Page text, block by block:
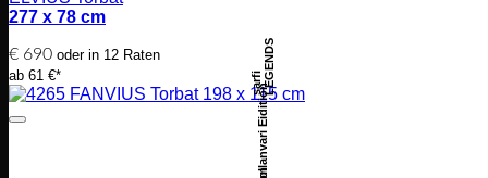
sarfiLEGENDS
Zollanvari Eidition
277 x 78 cm
€ 690 oder in 12 Raten
ab 61 €*